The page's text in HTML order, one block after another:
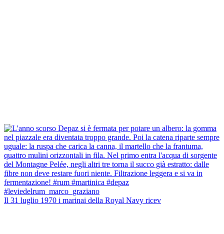
Il 31 luglio 1970 i marinai della Royal Navy ricev